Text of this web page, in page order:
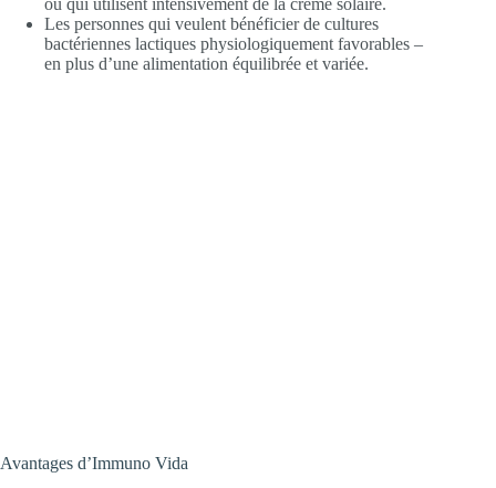
ou qui utilisent intensivement de la crème solaire.
Les personnes qui veulent bénéficier de cultures
bactériennes lactiques physiologiquement favorables –
en plus d’une alimentation équilibrée et variée.
Avantages d’Immuno Vida